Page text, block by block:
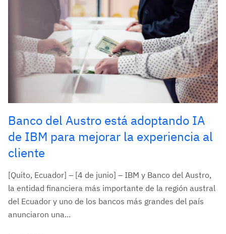
Banco del Austro está adoptando IA
de IBM para mejorar la experiencia al
cliente
[Quito, Ecuador] – [4 de junio] – IBM y Banco del Austro,
la entidad financiera más importante de la región austral
del Ecuador y uno de los bancos más grandes del país
anunciaron una...